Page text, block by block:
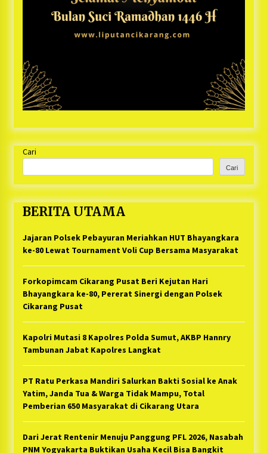
Cari
Cari
BERITA UTAMA
Jajaran Polsek Pebayuran Meriahkan HUT Bhayangkara
ke-80 Lewat Tournament Voli Cup Bersama Masyarakat
Forkopimcam Cikarang Pusat Beri Kejutan Hari
Bhayangkara ke-80, Pererat Sinergi dengan Polsek
Cikarang Pusat
Kapolri Mutasi 8 Kapolres Polda Sumut, AKBP Hannry
Tambunan Jabat Kapolres Langkat
PT Ratu Perkasa Mandiri Salurkan Bakti Sosial ke Anak
Yatim, Janda Tua & Warga Tidak Mampu, Total
Pemberian 650 Masyarakat di Cikarang Utara
Dari Jerat Rentenir Menuju Panggung PFL 2026, Nasabah
PNM Yogyakarta Buktikan Usaha Kecil Bisa Bangkit